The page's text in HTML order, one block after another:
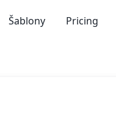
Šablony Pricing